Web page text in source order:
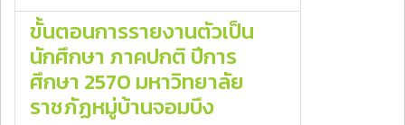
ขั้นตอนการรายงานตัวเป็น
นักศึกษา ภาคปกติ ปีการ
ศึกษา 2570 มหาวิทยาลัย
ราชภัฏหมู่บ้านจอมบึง